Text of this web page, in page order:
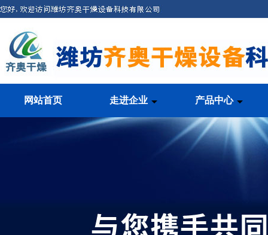
网站首页 走进企业 产品中心